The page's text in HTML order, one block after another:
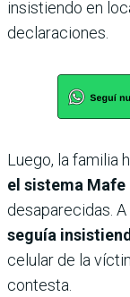
insistiendo en
declaraciones.
Luego, la familia
el sistema Mafe
desaparecidas. A
seguía
celular de la
contesta.